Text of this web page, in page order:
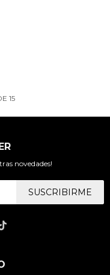
15
novedades!
SUSCRIBIRME